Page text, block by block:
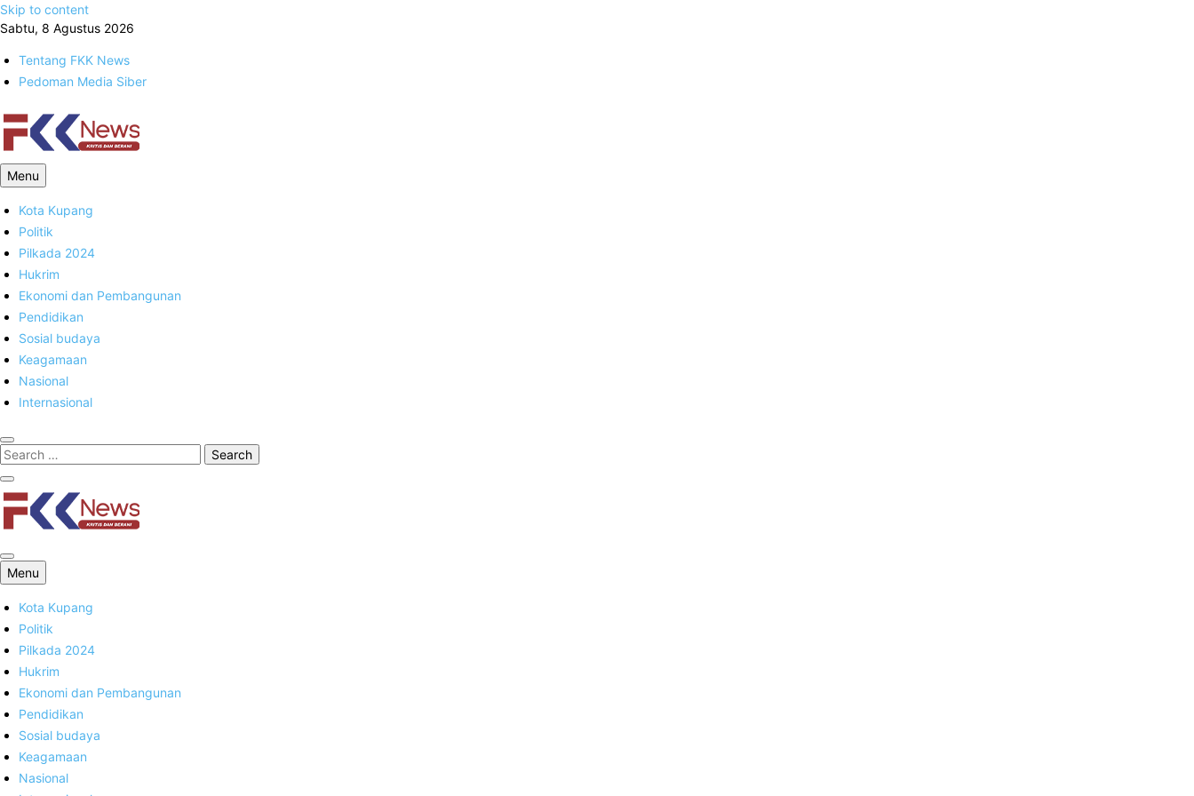
Skip to content
Sabtu, 8 Agustus 2026
Tentang FKK News
Pedoman Media Siber
FKK News
Menu
Kota Kupang
Politik
Pilkada 2024
Hukrim
Ekonomi dan Pembangunan
Pendidikan
Sosial budaya
Keagamaan
Nasional
Internasional
FKK News
Menu
Kota Kupang
Politik
Pilkada 2024
Hukrim
Ekonomi dan Pembangunan
Pendidikan
Sosial budaya
Keagamaan
Nasional